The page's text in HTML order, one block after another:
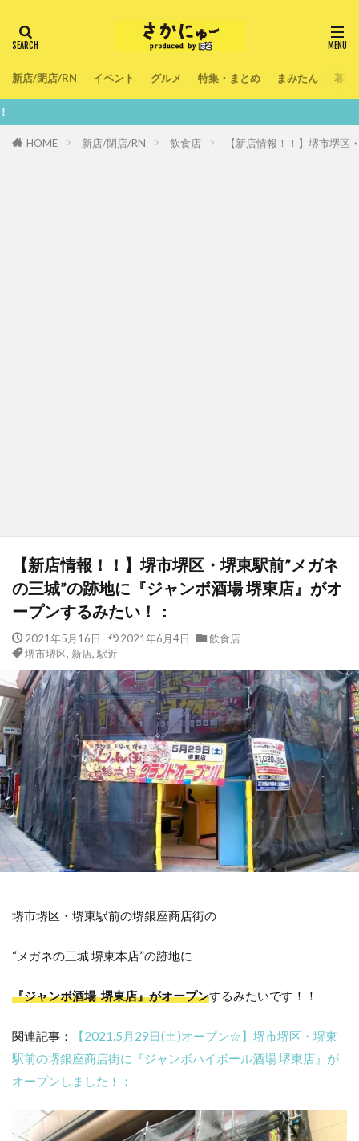
新店/閉店/RN イベント グルメ 特集・まとめ まみたん 暮ら
HOME 新店/閉店/RN 飲食店 【新店情報！！】堺市堺区
【新店情報！！】堺市堺区・堺東駅前”メガネ
の三城”の跡地に『ジャンボ酒場 堺東店』がオ
ープンするみたい！：
2021年5月16日 2021年6月4日
飲食店
堺市堺区, 新店, 駅近
堺市堺区・堺東駅前の堺銀座商店街の
“メガネの三城 堺東本店”の跡地に
『ジャンボ酒場 堺東店』がオープンするみたいです！！
関連記事：
【2021.5月29日(土)オープン☆】堺市堺区・堺東
駅前の堺銀座商店街に『ジャンボハイボール酒場 堺東店』が
オープンしました！：